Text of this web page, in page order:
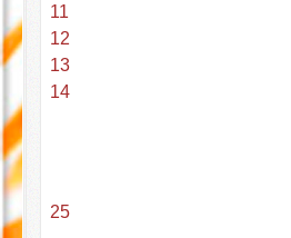
11
12
13
14
25